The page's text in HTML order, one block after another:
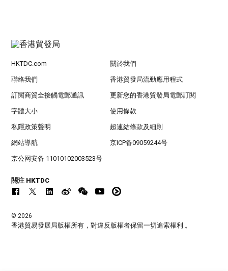
HKTDC.com 關於我們
聯絡我們 香港貿發局流動應用程式
訂閱商貿全接觸電郵通訊 更新您的香港貿發局電郵訂閱
字體大小 使用條款
私隱政策聲明 超連結條款及細則
網站導航 京ICP备09059244号
京公网安备 11010102003523号
關注 HKTDC
© 2026
香港貿易發展局版權所有，對違反版權者保留一切追索權利 。